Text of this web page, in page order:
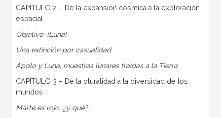
CAPÍTULO 2 – De la expansión cósmica a la exploración
espacial
Objetivo: ¡Luna!
Una extinción por casualidad
Apolo y Luna, muestras lunares traídas a la Tierra
CAPÍTULO 3 – De la pluralidad a la diversidad de los
mundos
Marte es rojo: ¿y qué?